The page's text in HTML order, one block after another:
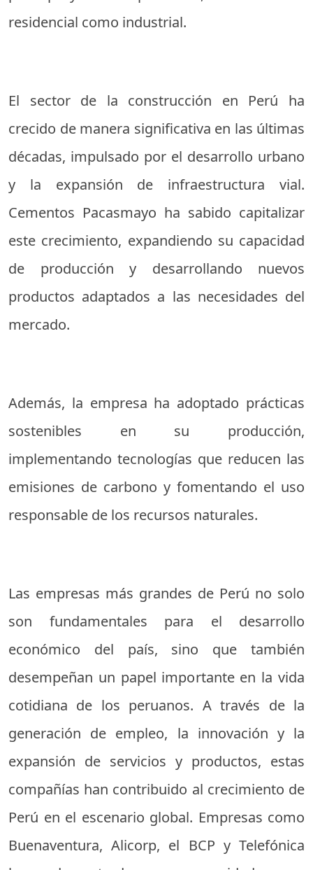
residencial como industrial.
El sector de la construcción en Perú ha
crecido de manera significativa en las últimas
décadas, impulsado por el desarrollo urbano
y la expansión de infraestructura vial.
Cementos Pacasmayo ha sabido capitalizar
este crecimiento, expandiendo su capacidad
de producción y desarrollando nuevos
productos adaptados a las necesidades del
mercado.
Además, la empresa ha adoptado prácticas
sostenibles en su producción,
implementando tecnologías que reducen las
emisiones de carbono y fomentando el uso
responsable de los recursos naturales.
Las empresas más grandes de Perú no solo
son fundamentales para el desarrollo
económico del país, sino que también
desempeñan un papel importante en la vida
cotidiana de los peruanos. A través de la
generación de empleo, la innovación y la
expansión de servicios y productos, estas
compañías han contribuido al crecimiento de
Perú en el escenario global. Empresas como
Buenaventura, Alicorp, el BCP y Telefónica